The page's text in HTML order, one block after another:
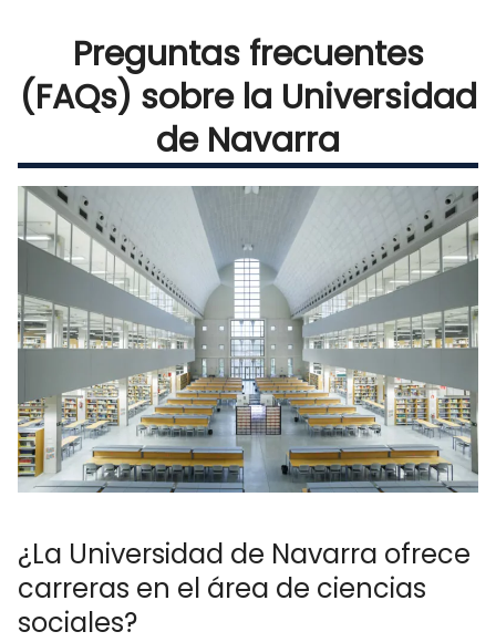
Preguntas frecuentes
(FAQs) sobre la Universidad
de Navarra
¿La Universidad de Navarra ofrece
carreras en el área de ciencias
sociales?